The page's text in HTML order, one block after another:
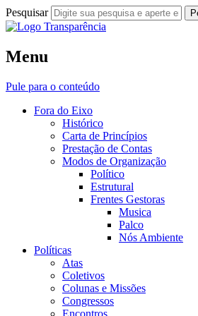
Pesquisar
Transparência
Fora do Eixo
Menu
Pule para o conteúdo
Fora do Eixo
Histórico
Carta de Princípios
Prestação de Contas
Modos de Organização
Político
Estrutural
Frentes Gestoras
Musica
Palco
Nós Ambiente
Políticas
Atas
Coletivos
Colunas e Missões
Congressos
Encontros